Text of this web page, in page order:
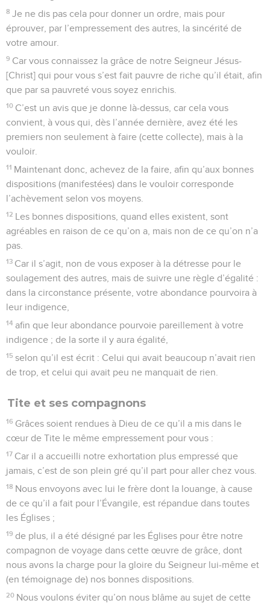
8 Je ne dis pas cela pour donner un ordre, mais pour
éprouver, par l’empressement des autres, la sincérité de
votre amour.
9 Car vous connaissez la grâce de notre Seigneur Jésus-
[Christ] qui pour vous s’est fait pauvre de riche qu’il était, afin
que par sa pauvreté vous soyez enrichis.
10 C’est un avis que je donne là-dessus, car cela vous
convient, à vous qui, dès l’année dernière, avez été les
premiers non seulement à faire (cette collecte), mais à la
vouloir.
11 Maintenant donc, achevez de la faire, afin qu’aux bonnes
dispositions (manifestées) dans le vouloir corresponde
l’achèvement selon vos moyens.
12 Les bonnes dispositions, quand elles existent, sont
agréables en raison de ce qu’on a, mais non de ce qu’on n’a
pas.
13 Car il s’agit, non de vous exposer à la détresse pour le
soulagement des autres, mais de suivre une règle d’égalité :
dans la circonstance présente, votre abondance pourvoira à
leur indigence,
14 afin que leur abondance pourvoie pareillement à votre
indigence ; de la sorte il y aura égalité,
15 selon qu’il est écrit : Celui qui avait beaucoup n’avait rien
de trop, et celui qui avait peu ne manquait de rien.
Tite et ses compagnons
16 Grâces soient rendues à Dieu de ce qu’il a mis dans le
cœur de Tite le même empressement pour vous :
17 Car il a accueilli notre exhortation plus empressé que
jamais, c’est de son plein gré qu’il part pour aller chez vous.
18 Nous envoyons avec lui le frère dont la louange, à cause
de ce qu’il a fait pour l’Évangile, est répandue dans toutes
les Églises ;
19 de plus, il a été désigné par les Églises pour être notre
compagnon de voyage dans cette œuvre de grâce, dont
nous avons la charge pour la gloire du Seigneur lui-même et
(en témoignage de) nos bonnes dispositions.
20 Nous voulons éviter qu’on nous blâme au sujet de cette